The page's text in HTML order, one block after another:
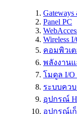
Gateways
Panel PC
Wireless
คอมพิวเ
พลังงานแ
โมดูล I/O
ระบบคว
อุปกรณ์
อุปกรณ์เ